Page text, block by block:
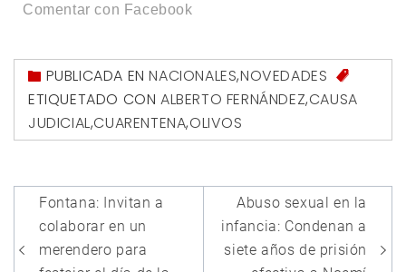
Comentar con Facebook
PUBLICADA ENNACIONALES,NOVEDADES
ETIQUETADO CON ALBERTO FERNÁNDEZ,CAUSA
JUDICIAL,CUARENTENA,OLIVOS
Navegación
de
entradas
Fontana: Invitan a
colaborar en un
merendero para
Abuso sexual en la
infancia: Condenan a
siete años de prisión